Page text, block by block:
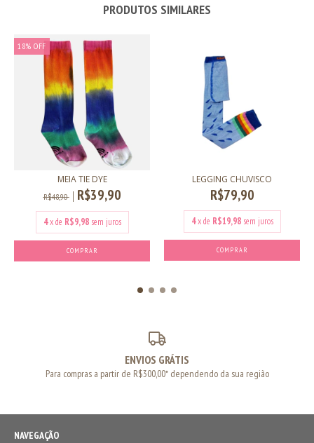
PRODUTOS SIMILARES
18% OFF
MEIA TIE DYE
R$48,90 R$39,90
4 x de R$9,98 sem juros
COMPRAR
LEGGING CHUVISCO
R$79,90
4 x de R$19,98 sem juros
COMPRAR
ENVIOS GRÁTIS
Para compras a partir de R$300,00* dependendo da sua região
NAVEGAÇÃO